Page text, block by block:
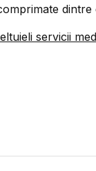
servicii